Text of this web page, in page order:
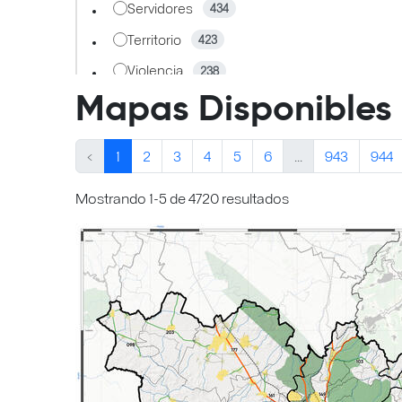
Servidores 434
Territorio 423
Violencia 238
Familia 238
Población
Educación
Turismo 222
Agricultura 219
Forestal 219
Planeación 219
Mapas Disponibles
‹ 1 2 3 4 5 6 943 944
Mostrando 1-5 de 4720 resultados